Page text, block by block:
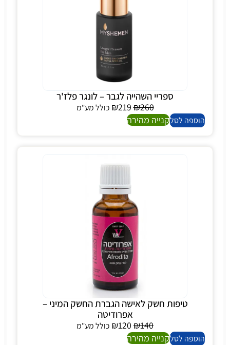
ספריי השהייה לגבר – לונגר פלז'ר
₪260
₪219
כולל מע"מ
הוספה לסלקנייה מהירה
טיפות חשק לאישה הגברת החשק המיני –
אפרודיטה
₪140
₪120
כולל מע"מ
הוספה לסלקנייה מהירה